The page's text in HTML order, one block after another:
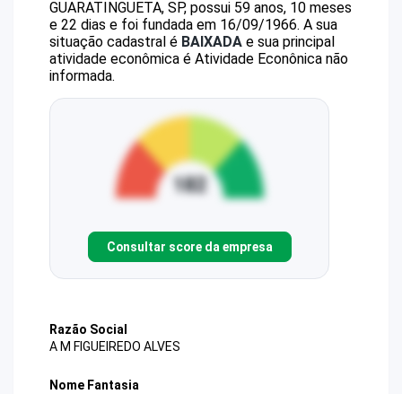
GUARATINGUETA, SP, possui 59 anos, 10 meses
e 22 dias e foi fundada em 16/09/1966. A sua
situação cadastral é BAIXADA e sua principal
atividade econômica é Atividade Econônica não
informada.
Consultar score da empresa
Razão Social
A M FIGUEIREDO ALVES
Nome Fantasia